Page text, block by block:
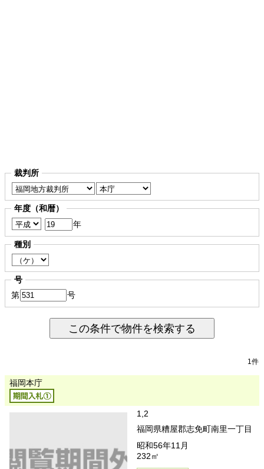
裁判所
年度（和暦）
年
種別
号
第
号
この条件で物件を検索する
1件
福岡本庁
1,2
福岡県糟屋郡志免町南里一丁目
昭和56年11月
232㎡